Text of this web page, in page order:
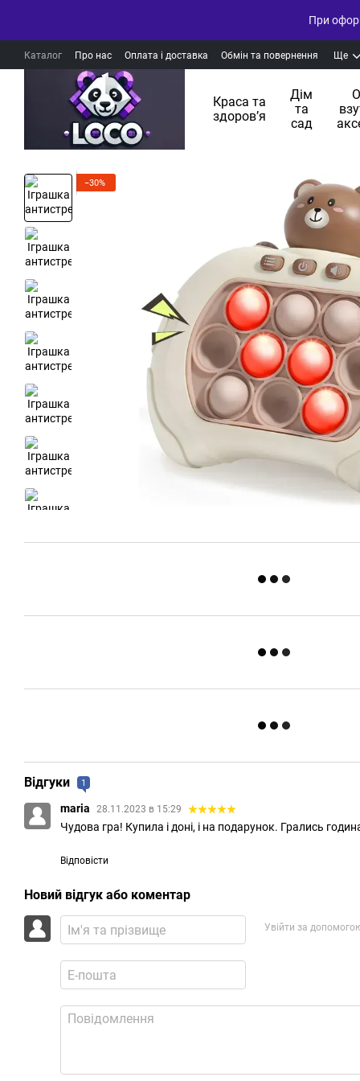
При
Каталог Про нас Оплата і доставка Обмін та повернення Ще
Краса та
здоровʼя
Дім
та
сад
−30%
Відгуки 1
maria 28.11.2023 в 15:29
Чудова гра! Купила і доні, і на подарунок. Грались
Відповісти
Новий відгук або коментар
Увійти за